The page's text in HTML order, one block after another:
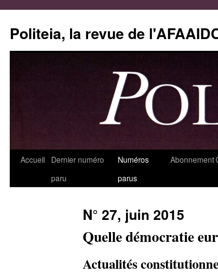
contenu
Politeia, la revue de
Accueil
Dernier numéro
paru
Numéros
parus
Abonnement
N° 27, juin 2015
Quelle démocratie
Actualités